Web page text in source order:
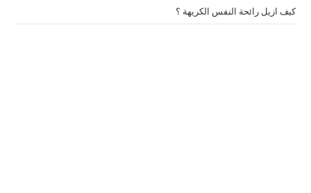
كيف ازيل رائحة النفس الكريهة ؟